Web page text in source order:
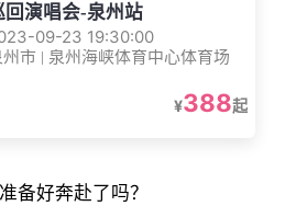
回演唱会-泉州站
09-23 19:30:00
州市 | 泉州海峡体育中心体育场
¥388起
备好奔赴了吗？